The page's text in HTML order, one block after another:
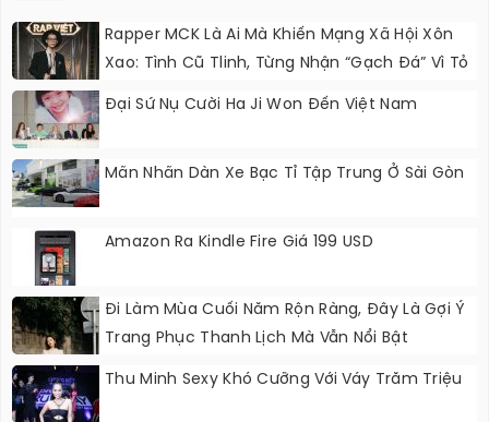
Rapper MCK Là Ai Mà Khiến Mạng Xã Hội Xôn
Xao: Tình Cũ Tlinh, Từng Nhận “gạch Đá” Vì Tỏ
Đại Sứ Nụ Cười Ha Ji Won Đến Việt Nam
Mãn Nhãn Dàn Xe Bạc Tỉ Tập Trung Ở Sài Gòn
Amazon Ra Kindle Fire Giá 199 USD
Đi Làm Mùa Cuối Năm Rộn Ràng, Đây Là Gợi Ý
Trang Phục Thanh Lịch Mà Vẫn Nổi Bật
Thu Minh Sexy Khó Cưỡng Với Váy Trăm Triệu